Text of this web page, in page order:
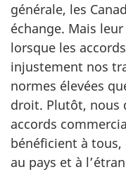
générale, les
échange. Mais
lorsque les
injustement nos
normes élevées
droit. Plutôt, nous
accords
bénéficient à
au pays et à